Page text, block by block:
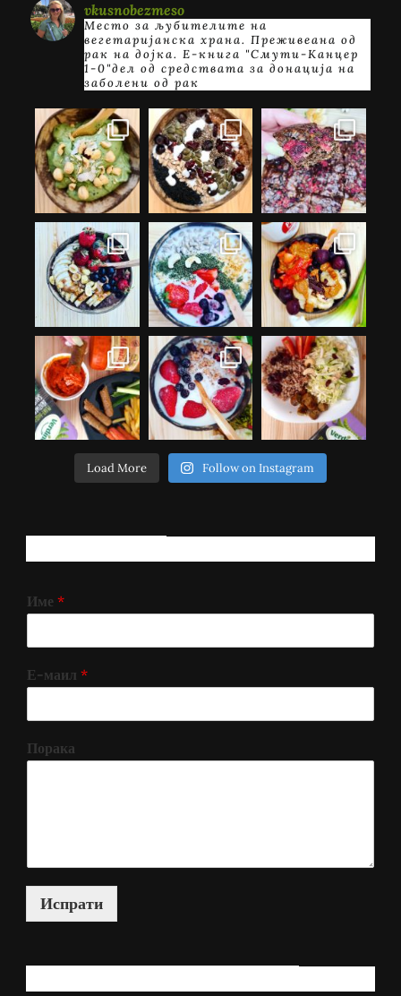
vkusnobezmeso
Место за љубителите на
вегетаријанска храна. Преживеана од
рак на дојка. E-книга "Смути-Канцер
1-0"дел од средствата за донација на
заболени од рак
Load More Follow on Instagram
Име *
Е-маил *
Порака
Испрати